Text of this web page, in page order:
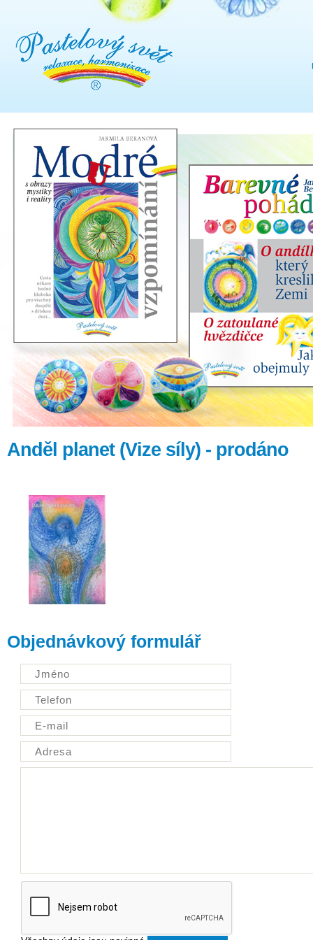
Anděl planet (Vize síly) - prodáno
Objednávkový formulář